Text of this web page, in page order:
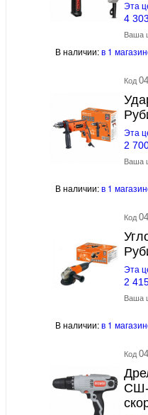
Эта
4
Ваша
В наличии:в 1
Код
Эта
2
Ваша
В наличии:в 1
Код
Эта
2
Ваша
В наличии:в 1
Код
СШ-